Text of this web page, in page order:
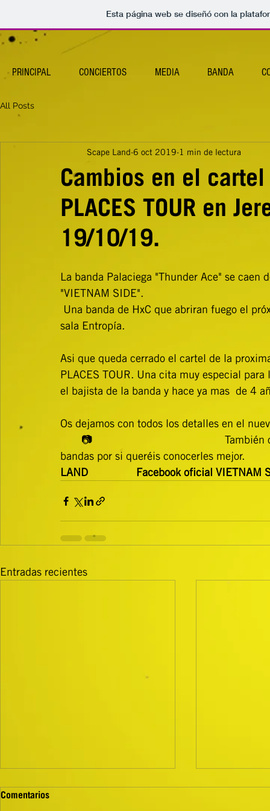
Esta página web se diseñó con la
PRINCIPAL CONCIERTOS MEDIA BANDA
All Posts
Cambios en el cartel
PLACES TOUR en
19/10/19.
Scape Land 6 oct 2019 1 min de lectura
La banda Palaciega "Thunder Ace" se
"VIETNAM SIDE".
sala Entropía.
Asi que queda cerrado el cartel de la
PLACES TOUR. Una cita muy especial
el bajista de la banda y hace ya mas  de 4
Os dejamos con todos los detalles en el
📷
bandas por si queréis
LAND
Facebook oficial VIETNAM
Entradas recientes
Comentarios